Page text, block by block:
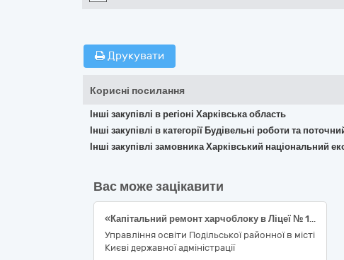
Друкувати
Корисні посилання
Інші закупівлі в регіоні Харківська область
Інші закупівлі в категорії Будівельні роботи та
Інші закупівлі замовника Харківський національний
Вас може зацікавити
«Капітальний ремонт харчоблоку в Ліцеї № 19 «ЮНІТІ» Подільського району м. Києва за адресою: вул. Білицька, 55» Згідно код ДК 021:2015: 45450000-6 «Інші завершальні будівельні роботи»
Управління освіти Подільської районної в місті
Києві державної адміністрації